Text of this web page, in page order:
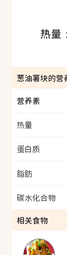
热量
葱油薯块的营
营养素
热量
蛋白质
脂肪
碳水化合物
相关食物